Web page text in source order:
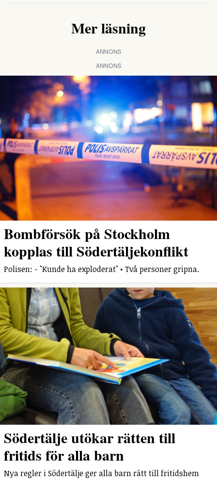
Mer läsning
ANNONS
ANNONS
Bombförsök på Stockholm
kopplas till Södertäljekonflikt
Polisen: - "Kunde ha exploderat" • Två personer gripna.
Södertälje utökar rätten till
fritids för alla barn
Nya regler i Södertälje ger alla barn rätt till fritidshem